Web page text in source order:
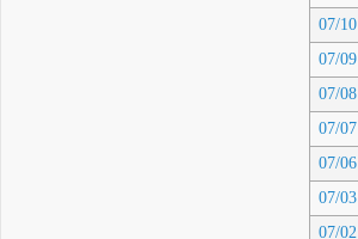
07/10
07/09
07/08
07/07
07/06
07/03
07/02